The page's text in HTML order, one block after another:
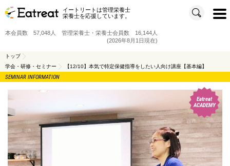
イートリートは管理栄養士
栄養士を応援しています。
t
o
a
i
o
本会員数 57,048人 管理栄養士・栄養士会員数 16,144人
(2026年8月1日現在)
トップ
学会・研修・セミナー
【12/10】本気で特定保健指導をしたい人向け講座【基本編】
SEMINAR INFORMATION
Eatreat
ACADEMY